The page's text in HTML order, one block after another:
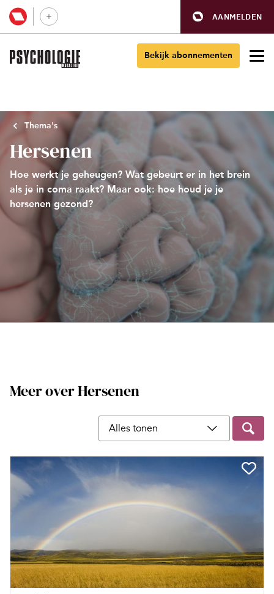
AANMELDEN
Bekijk abonnementen
Thema's
Hersenen
Hoe werkt je geheugen? Wat gebeurt er in het brein
als je in coma raakt? Maar ook: hoe houd je je
hersenen gezond?
Meer over Hersenen
Filter op content type